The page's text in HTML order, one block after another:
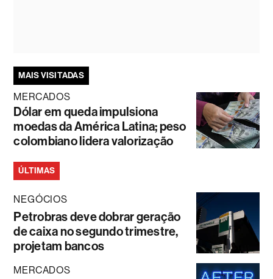
MAIS VISITADAS
MERCADOS
Dólar em queda impulsiona
moedas da América Latina; peso
colombiano lidera valorização
ÚLTIMAS
NEGÓCIOS
Petrobras deve dobrar geração
de caixa no segundo trimestre,
projetam bancos
MERCADOS